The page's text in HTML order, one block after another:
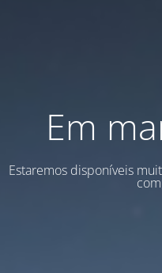
Em
Estaremos disponíveis